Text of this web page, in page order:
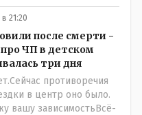
21:20
после смерти -
ЧП в детском
три дня
противоречия
в центр оно было.
вашу зависимостьВсё-